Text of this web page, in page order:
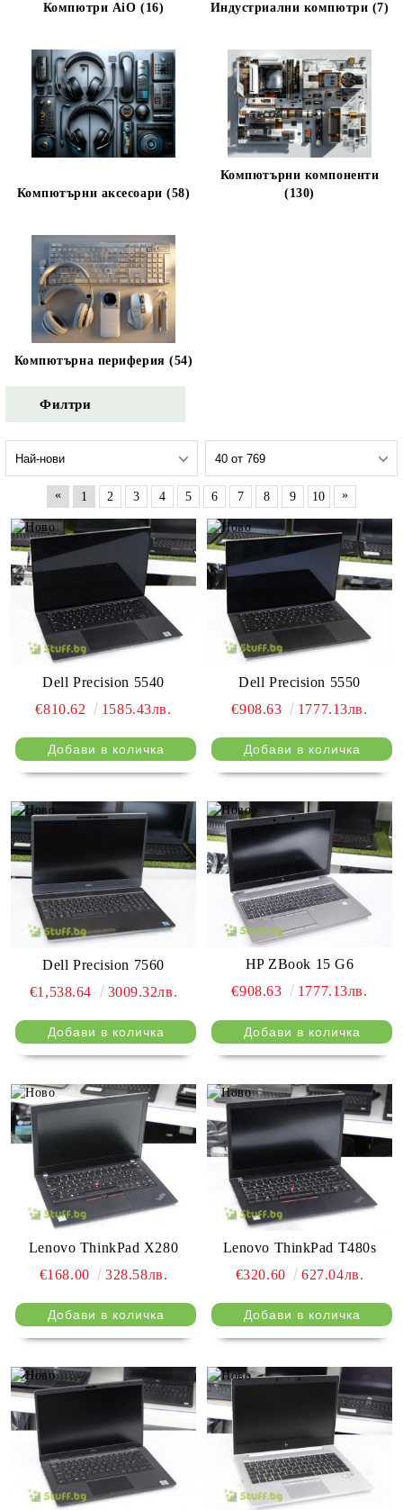
Компютри AiO (16) Индустриални компютри (7)
Компютърни аксесоари (58)
Компютърни компоненти
(130)
Компютърна периферия (54)
Филтри
« 1 2 3 4 5 6 7 8 9 10 »
Dell Precision 5540
€810.62
1585.43лв.
Dell Precision 5550
€908.63
1777.13лв.
Dell Precision 7560
€1,538.64
3009.32лв.
HP ZBook 15 G6
€908.63
1777.13лв.
Lenovo ThinkPad X280
€168.00
328.58лв.
Lenovo ThinkPad T480s
€320.60
627.04лв.